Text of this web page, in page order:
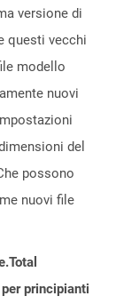
versione di
questi vecchi
modello
nuovi
del
possono
nuovi file
principianti